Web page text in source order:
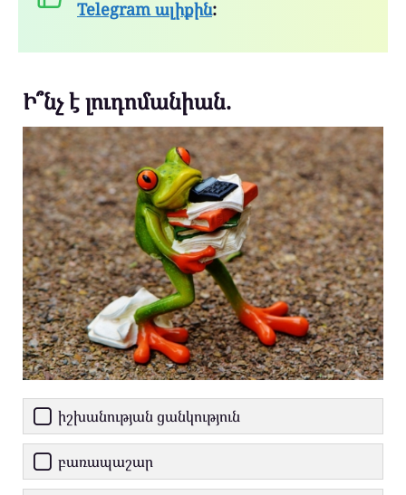
Telegram ալիքին:
Ի՞նչ է լուդոմանիան.
իշխանության ցանկություն
բառապաշար